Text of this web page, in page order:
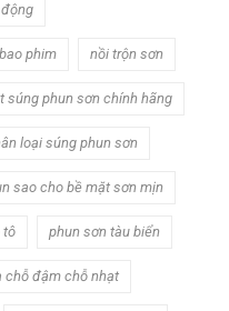
phim nồi trộn sơn
súng phun sơn chính hãng
loại súng phun sơn
sao cho bề mặt sơn mịn
tô phun sơn tàu biển
chỗ đậm chỗ nhạt